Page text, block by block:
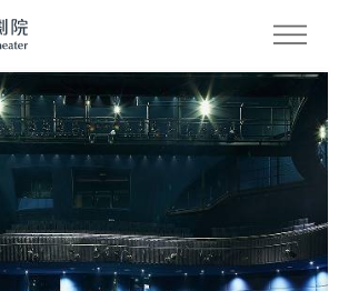
怪美妖仙傳
2026 NTT遇見巨人